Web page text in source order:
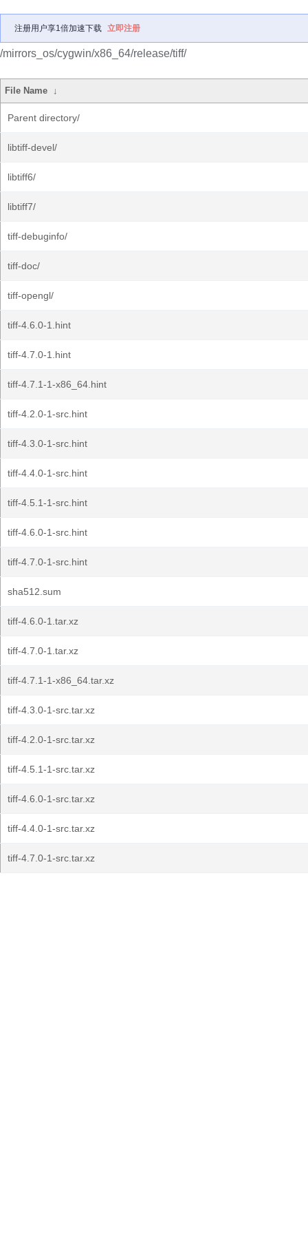
注册用户享1倍加速下载 立即注册
/mirrors_os/cygwin/x86_64/release/tiff/
File Name ↓
Parent directory/
libtiff-devel/
libtiff6/
libtiff7/
tiff-debuginfo/
tiff-doc/
tiff-opengl/
tiff-4.6.0-1.hint
tiff-4.7.0-1.hint
tiff-4.7.1-1-x86_64.hint
tiff-4.2.0-1-src.hint
tiff-4.3.0-1-src.hint
tiff-4.4.0-1-src.hint
tiff-4.5.1-1-src.hint
tiff-4.6.0-1-src.hint
tiff-4.7.0-1-src.hint
sha512.sum
tiff-4.6.0-1.tar.xz
tiff-4.7.0-1.tar.xz
tiff-4.7.1-1-x86_64.tar.xz
tiff-4.3.0-1-src.tar.xz
tiff-4.2.0-1-src.tar.xz
tiff-4.5.1-1-src.tar.xz
tiff-4.6.0-1-src.tar.xz
tiff-4.4.0-1-src.tar.xz
tiff-4.7.0-1-src.tar.xz